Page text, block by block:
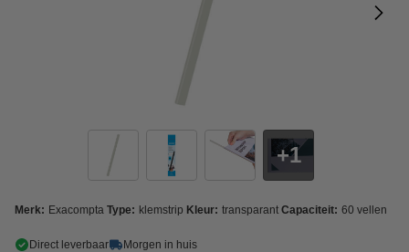
1
Merk: Exacompta Type: klemstrip Kleur: transparant Capaciteit: 60 vellen
Direct leverbaar Morgen in huis